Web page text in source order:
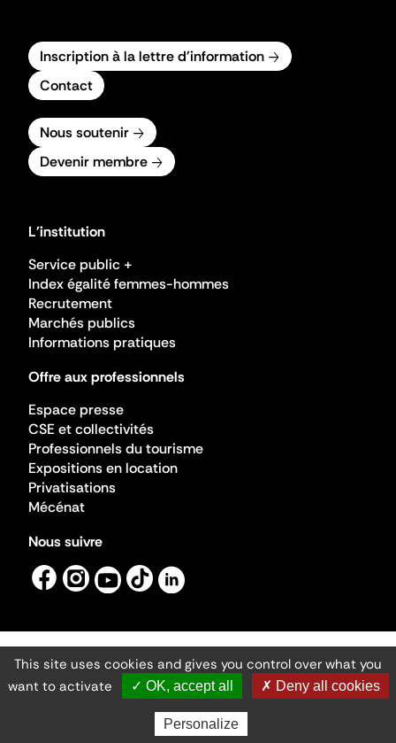
Inscription à la lettre d'information
Contact
Nous soutenir
Devenir membre
L'institution
Service public +
Index égalité femmes-hommes
Recrutement
Marchés publics
Informations pratiques
Offre aux professionnels
Espace presse
CSE et collectivités
Professionnels du tourisme
Expositions en location
Privatisations
Mécénat
Nous suivre
Mentions légales
Gestion des cookies
Accessibilité numérique
Ministère de la Culture ©2026
- Cité de l'architecture et du patrimoine
This site uses cookies and gives you control over what you
want to activate
✓ OK, accept all ✗ Deny all cookies
Personalize